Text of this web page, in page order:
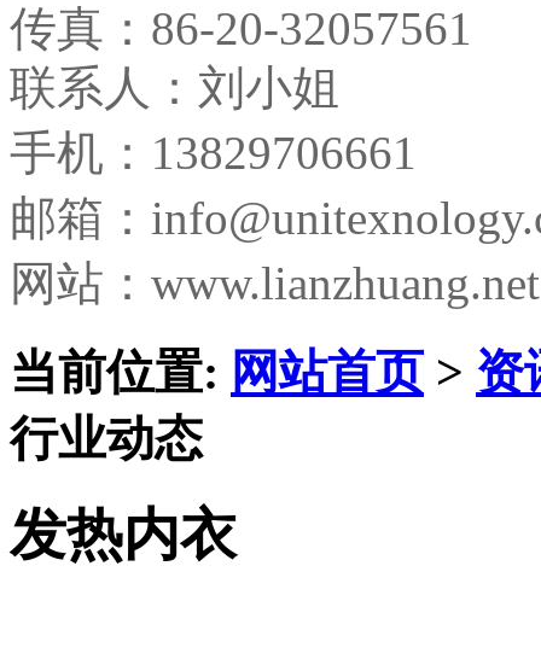
传真： 86-20-32057561
联系人：刘小姐
手机：13829706661
邮箱：
网站：www.lianzhuang.net
当前位置: 网站首页> 资
行业动态
发热内衣